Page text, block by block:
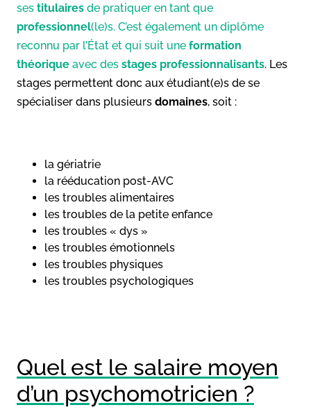
ses titulaires de pratiquer en tant que
professionnel(le)s. C’est également un diplôme
reconnu par l’État et qui suit une formation
théorique avec des stages professionnalisants. Les
stages permettent donc aux étudiant(e)s de se
spécialiser dans plusieurs domaines, soit :
la gériatrie
la rééducation post-AVC
les troubles alimentaires
les troubles de la petite enfance
les troubles « dys »
les troubles émotionnels
les troubles physiques
les troubles psychologiques
Quel est le salaire moyen
d’un psychomotricien ?